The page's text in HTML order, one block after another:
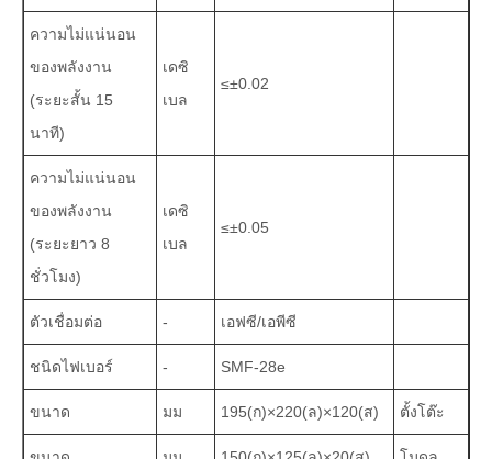
ความไม่แน่นอน
ของพลังงาน
(ระยะสั้น 15
นาที)
เดซิ
เบล
≤±0.02
ความไม่แน่นอน
ของพลังงาน
(ระยะยาว 8
ชั่วโมง)
เดซิ
เบล
≤±0.05
ตัวเชื่อมต่อ - เอฟซี/เอพีซี
ชนิดไฟเบอร์ - SMF-28e
ขนาด มม 195(ก)×220(ล)×120(ส) ตั้งโต๊ะ